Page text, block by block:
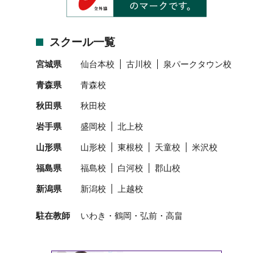
スクール一覧
宮城県 仙台本校 古川校 泉パークタウン校
青森県 青森校
秋田県 秋田校
岩手県 盛岡校 北上校
山形県 山形校 東根校 天童校 米沢校
福島県 福島校 白河校 郡山校
新潟県 新潟校 上越校
駐在教師 いわき 鶴岡 弘前 高畠